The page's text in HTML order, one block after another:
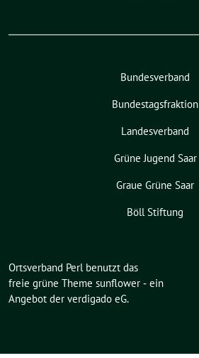
Bundesverband
Bundestagsfraktion
Landesverband
Grüne Jugend Saar
Graue Grüne Saar
Böll Stiftung
Ortsverband Perl benutzt das
freie grüne Theme sunflower ‐ ein
Angebot der verdigado eG.